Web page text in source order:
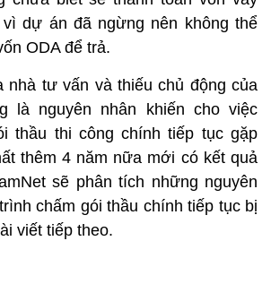
vì dự án đã ngừng nên không thể
ODA để trả.
nhà tư vấn và thiếu chủ động của
là nguyên nhân khiến cho việc
thầu thi công chính tiếp tục gặp
thêm 4 năm nữa mới có kết quả
sẽ phân tích những nguyên
chấm gói thầu chính tiếp tục bị
viết tiếp theo.